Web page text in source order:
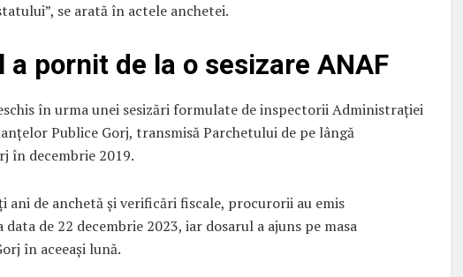
se arată în actele anchetei.
a pornit de la o sesizare ANAF
în urma unei sesizări formulate de inspectorii Administrației
Publice Gorj, transmisă Parchetului de pe lângă
în decembrie 2019.
ani de anchetă și verificări fiscale, procurorii au emis
de 22 decembrie 2023, iar dosarul a ajuns pe masa
în aceeași lună.